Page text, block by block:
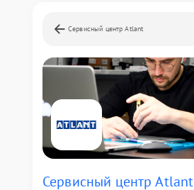
Сервисный центр Atlant
Сервисный центр Atlant